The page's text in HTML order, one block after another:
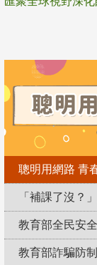
聰明用網路 青
「補課了沒？
教育部全民安
教育部詐騙防